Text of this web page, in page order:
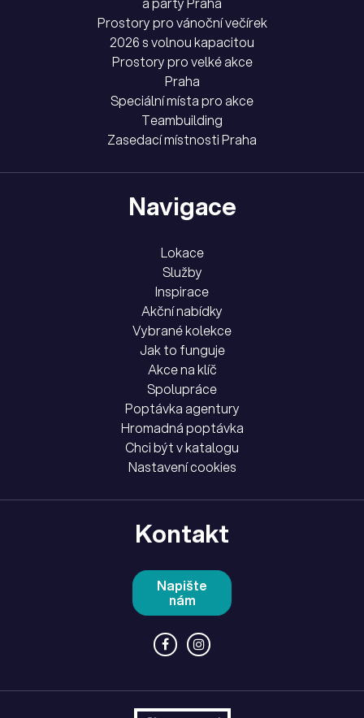
a party Praha
Prostory pro vánoční večírek
2026 s volnou kapacitou
Prostory pro velké akce
Praha
Speciální místa pro akce
Teambuilding
Zasedací místnosti Praha
Navigace
Lokace
Služby
Inspirace
Akční nabídky
Vybrané kolekce
Jak to funguje
Akce na klíč
Spolupráce
Poptávka agentury
Hromadná poptávka
Chci být v katalogu
Nastavení cookies
Kontakt
Napište
nám